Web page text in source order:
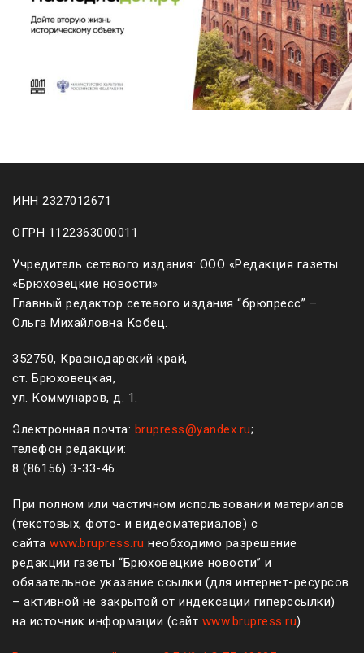
ИНН 2327012671
ОГРН 1122363000011
Учредитель сетевого издания: ООО «Редакция газеты
«Брюховецкие новости»
Главный редактор сетевого издания “брюпресс” –
Ольга Михайловна Кобец.
352750, Краснодарский край,
ст. Брюховецкая,
ул. Коммунаров, д. 1.
Электронная почта: brupress@yandex.ru;
телефон редакции:
8 (861 56) 3-33-46.
При полном или частичном использовании материалов
(текстовых, фото- и видеоматериалов) с
сайта www.brupress.ru необходимо разрешение
редакции газеты “Брюховецкие новости” и
обязательное указание ссылки (для интернет-ресурсов
– активной не закрытой от индексации гиперссылки)
на источник информации (сайт www.brupress.ru)